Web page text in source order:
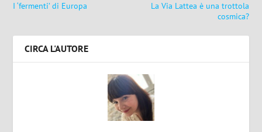
I ‘fermenti’ di Europa
La Via Lattea è una trottola
cosmica?
CIRCA L'AUTORE